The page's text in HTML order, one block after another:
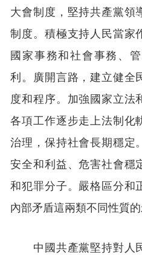
大會制度，堅持共產黨領
制度。積極支持人民當家
國家事務和社會事務、
利。廣開言路，建立健全
度和程序。加強國家立法
各項工作逐步走上法制化
治理，保持社會長期穩定
安全和利益、危害社會穩
和犯罪分子。嚴格區分和
內部矛盾這兩類不同性質的
中國共產黨堅持對人